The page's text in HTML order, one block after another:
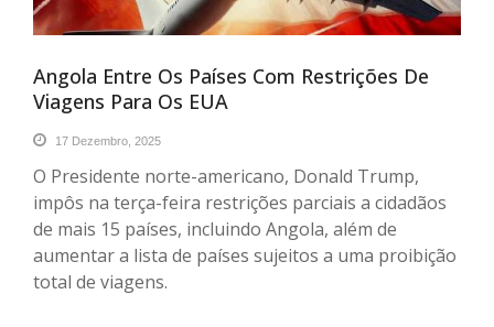
Angola Entre Os Países Com Restrições De
Viagens Para Os EUA
17 Dezembro, 2025
O Presidente norte-americano, Donald Trump,
impôs na terça-feira restrições parciais a cidadãos
de mais 15 países, incluindo Angola, além de
aumentar a lista de países sujeitos a uma proibição
total de viagens.